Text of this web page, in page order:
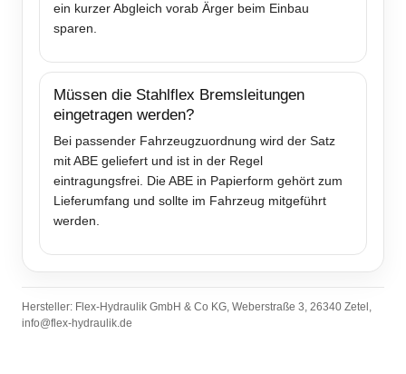
ein kurzer Abgleich vorab Ärger beim Einbau
sparen.
Müssen die Stahlflex Bremsleitungen
eingetragen werden?
Bei passender Fahrzeugzuordnung wird der Satz
mit ABE geliefert und ist in der Regel
eintragungsfrei. Die ABE in Papierform gehört zum
Lieferumfang und sollte im Fahrzeug mitgeführt
werden.
Hersteller: Flex-Hydraulik GmbH & Co KG, Weberstraße 3, 26340 Zetel,
info@flex-hydraulik.de